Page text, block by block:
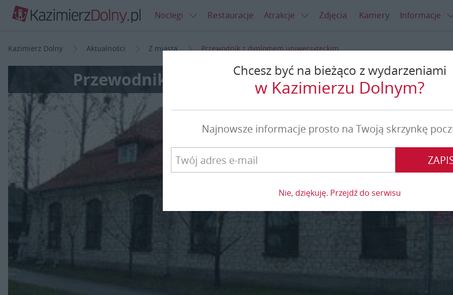
Noclegi Restauracje Atrakcje Zdjęcia Kamery Informacje
Kazimierz Dolny Aktualności Z miasta Przewodnik z dyplomem uniwersyteckim
Przewodnik z dyplomem uniwersyteckim
Chcesz być na bieżąco z wydarzeniami
w Kazimierzu Dolnym?
Najnowsze informacje prosto na Twoją skrzynkę
Nie, dziękuję. Przejdź do serwisu